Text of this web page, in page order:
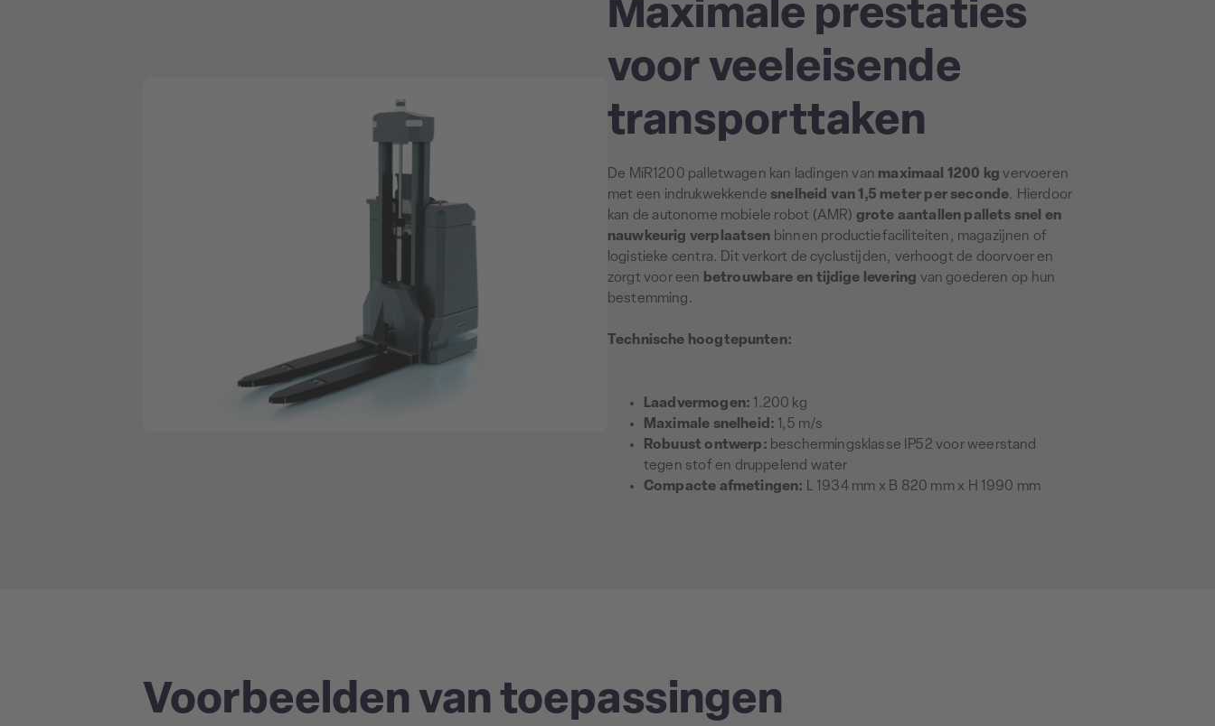
Maximale prestaties
voor veeleisende
transporttaken
De MiR1200 palletwagen kan ladingen van maximaal 1200 kg vervoeren
met een indrukwekkende snelheid van 1,5 meter per seconde. Hierdoor
kan de autonome mobiele robot (AMR) grote aantallen pallets snel en
nauwkeurig verplaatsen binnen productiefaciliteiten, magazijnen of
logistieke centra. Dit verkort de cyclustijden, verhoogt de doorvoer en
zorgt voor een betrouwbare en tijdige levering van goederen op hun
bestemming.
Technische hoogtepunten:
Laadvermogen: 1.200 kg
Maximale snelheid: 1,5 m/s
Robuust ontwerp: beschermingsklasse IP52 voor weerstand
tegen stof en druppelend water
Compacte afmetingen: L 1934 mm x B 820 mm x H 1990 mm
Voorbeelden van toepassingen